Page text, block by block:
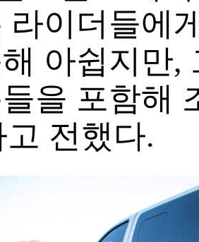
라이더들에
아쉽지만,
을 포함해
전했다.